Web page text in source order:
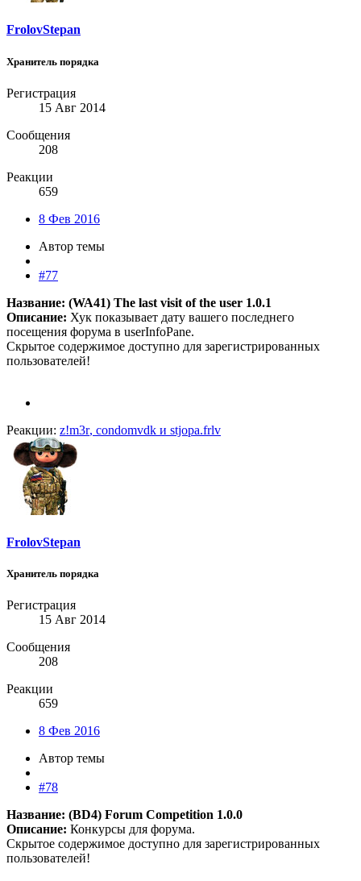
FrolovStepan
Хранитель порядка
Регистрация
15 Авг 2014
Сообщения
208
Реакции
659
8 Фев 2016
Автор темы
#77
Название: (WA41) The last visit of the user 1.0.1
Описание: Хук показывает дату вашего последнего
посещения форума в userInfoPane.
Скрытое содержимое доступно для зарегистрированных
пользователей!
Реакции: z!m3r, condomvdk и stjopa.frlv
FrolovStepan
Хранитель порядка
Регистрация
15 Авг 2014
Сообщения
208
Реакции
659
8 Фев 2016
Автор темы
#78
Название: (BD4) Forum Competition 1.0.0
Описание: Конкурсы для форума.
Скрытое содержимое доступно для зарегистрированных
пользователей!